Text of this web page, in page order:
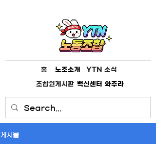
홈 YTN 소식
조합원게시판 와주라
백신센터
노조소개
게시물